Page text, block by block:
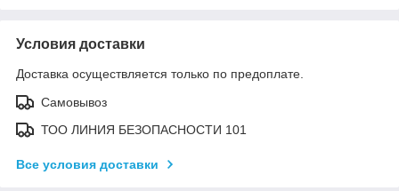
Условия доставки
Доставка осуществляется только по предоплате.
Самовывоз
ТОО ЛИНИЯ БЕЗОПАСНОСТИ 101
Все условия доставки